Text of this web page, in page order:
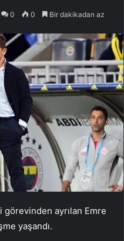
0 0 Bir dakikadan az
görevinden ayrılan Emre
yaşandı.